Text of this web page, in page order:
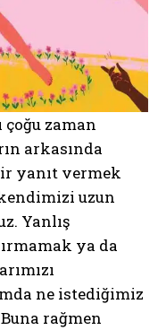
çoğu zaman
arkasında
yanıt vermek
uzun
Yanlış
ya da
ne istediğimiz
rağmen